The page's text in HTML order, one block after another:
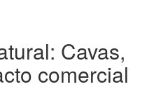
Cavas,
comercial